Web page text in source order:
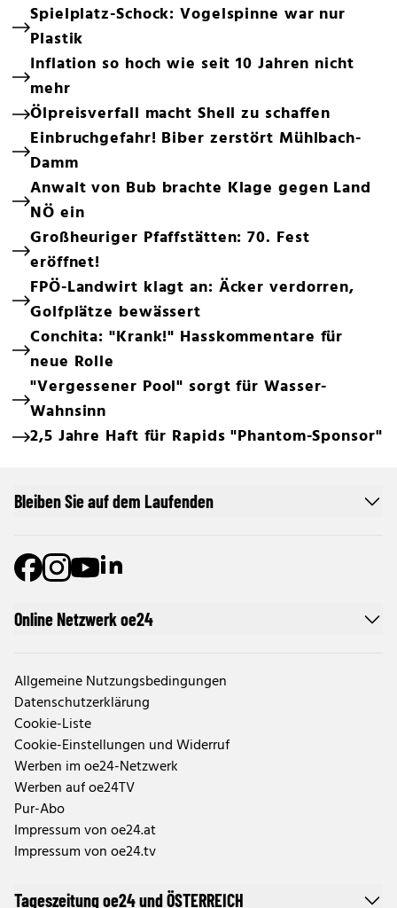
Spielplatz-Schock: Vogelspinne war nur
Plastik
Inflation so hoch wie seit 10 Jahren nicht
mehr
Ölpreisverfall macht Shell zu schaffen
Einbruchgefahr! Biber zerstört Mühlbach-
Damm
Anwalt von Bub brachte Klage gegen Land
NÖ ein
Großheuriger Pfaffstätten: 70. Fest
eröffnet!
FPÖ-Landwirt klagt an: Äcker verdorren,
Golfplätze bewässert
Conchita: "Krank!" Hasskommentare für
neue Rolle
"Vergessener Pool" sorgt für Wasser-
Wahnsinn
2,5 Jahre Haft für Rapids "Phantom-Sponsor"
Online Netzwerk oe24
Allgemeine Nutzungsbedingungen
Datenschutzerklärung
Cookie-Liste
Cookie-Einstellungen und Widerruf
Werben im oe24-Netzwerk
Werben auf oe24TV
Pur-Abo
Impressum von oe24.at
Impressum von oe24.tv
Tageszeitung oe24 und ÖSTERREICH
Bleiben Sie auf dem Laufenden